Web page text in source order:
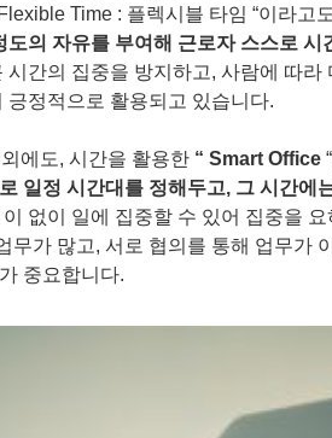
Time : 플렉시블 타임 “이라고
도의 자유를 부여해 근로자 스스로 시
시간의 집중을 방지하고, 사람에 따라
긍정적으로 활용되고 있습니다.
에도, 시간을 활용한 “ Smart Office
일정 시간대를 정해두고, 그 시간에
없이 일에 집중할 수 있어 집중을
무가 많고, 서로 협의를 통해 업무가
중요합니다.